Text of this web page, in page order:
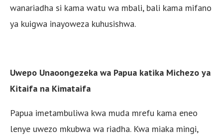
wanariadha si kama watu wa mbali, bali kama mifano
ya kuigwa inayoweza kuhusishwa.
Uwepo Unaoongezeka wa Papua katika Michezo ya
Kitaifa na Kimataifa
Papua imetambuliwa kwa muda mrefu kama eneo
lenye uwezo mkubwa wa riadha. Kwa miaka mingi,